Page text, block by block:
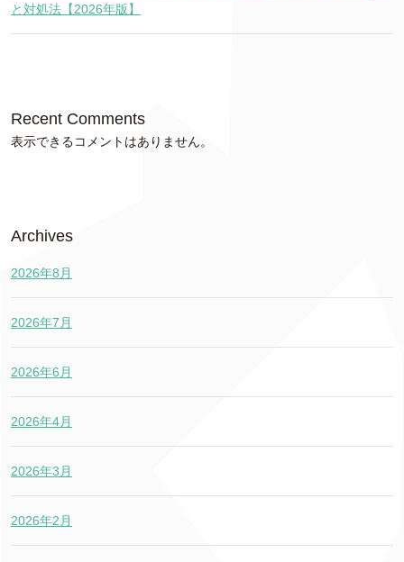
と対処法【2026年版】
Recent Comments
表示できるコメントはありません。
Archives
2026年8月
2026年7月
2026年6月
2026年4月
2026年3月
2026年2月